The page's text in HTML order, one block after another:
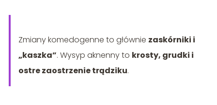
Zmiany komedogenne to głównie zaskórniki i
„kaszka”. Wysyp aknenny to krosty, grudki i
ostre zaostrzenie trądziku.